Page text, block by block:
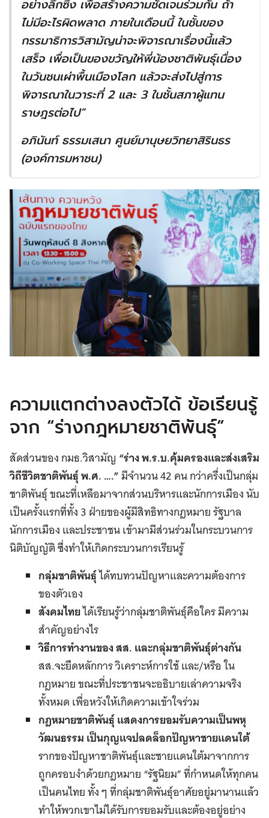
อย่างลึกซึ้ง เพื่อสร้างความชัดเจนร่วมกัน ถ้า
ไม่มีอะไรผิดพลาด ภายในเดือนนี้ ในชั้นของ
กรรมาธิการวิสามัญน่าจะพิจารณาเรื่องนี้แล้ว
เสร็จ เพื่อเป็นของขวัญให้พี่น้องชาติพันธุ์เนื่อง
ในวันชนเผ่าพื้นเมืองโลก แล้วจะส่งไปสู่การ
พิจารณาในวาระที่2 และ 3 ในชั้นสภาผู้แทน
ราษฎรต่อไป”
อภินันท์ ธรรมเสนา ศูนย์มานุษยวิทยาสิรินธร
(องค์การมหาชน)
ความแตกต่างลงตัวได้ ข้อเรียนรู้
จาก “ร่างกฎหมายชาติพันธุ์”
สัดส่วนของ กมธ.วิสามัญ “ร่าง พ.ร.บ.คุ้มครองและส่งเสริม
วิถีชีวิตชาติพันธุ์ พ.ศ. ….”มีจำนวน 42 คน กว่าครึ่งเป็นกลุ่ม
ชาติพันธุ์ ขณะที่เหลือมาจากส่วนบริหารและนักการเมือง นับ
เป็นครั้งแรกที่ทั้ง 3 ฝ่ายของผู้มีสิทธิทางกฎหมาย รัฐบาล
นักการเมือง และประชาชน เข้ามามีส่วนร่วมในกระบวนการ
นิติบัญญัติ ซึ่งทำให้เกิดกระบวนการเรียนรู้
กลุ่มชาติพันธุ์ได้ทบทวนปัญหาและความต้องการ
ของตัวเอง
สังคมไทยได้เรียนรู้ว่ากลุ่มชาติพันธุ์คือใคร มีความ
สำคัญอย่างไร
วิธีการทำงานของ สส.และกลุ่มชาติพันธุ์ต่างกัน
สส.จะยึดหลักการ วิเคราะห์การใช้ และ/หรือ ใน
กฎหมาย ขณะที่ประชาชนจะอธิบายเล่าความจริง
ทั้งหมด เพื่อหวังให้เกิดความเข้าใจร่วม
กฎหมายชาติพันธุ์ แสดงการยอมรับความเป็นพหุ
วัฒนธรรม เป็นกุญแจปลดล็อกปัญหาชายแดนใต้
รากของปัญหาชาติพันธุ์และชายแดนใต้มาจากการ
ถูกครอบงำด้วยกฎหมาย “รัฐนิยม” ที่กำหนดให้ทุกคน
เป็นคนไทย ทั้ง ๆ ที่กลุ่มชาติพันธุ์อาศัยอยู่มานานแล้ว
ทำให้พวกเขาไม่ได้รับการยอมรับและต้องอยู่อย่าง